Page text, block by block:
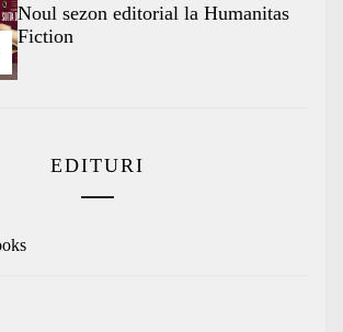
​Noul sezon editorial la Humanitas
Fiction
EDITURI